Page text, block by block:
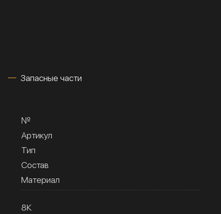
Запасные части
№
Артикул
Тип
Состав
Материал
8К